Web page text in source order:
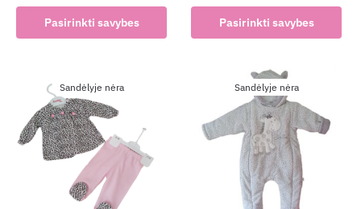
Pasirinkti savybes
This
product
variants.
options
may
Pasirinkti savybes
product
variants.
options
Sandėlyje nėra Sandėlyje nėra